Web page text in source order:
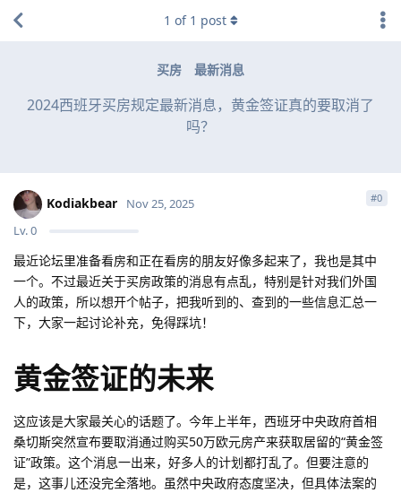
买房 最新消息
2024西班牙买房规定最新消息，黄金签证真的要取消了
吗？
1 of 1 post
Kodiakbear
Lv.0
Nov 25, 2025 #0
最近论坛里准备看房和正在看房的朋友好像多起来了，我也是其中
一个。不过最近关于买房政策的消息有点乱，特别是针对我们外国
人的政策，所以想开个帖子，把我听到的、查到的一些信息汇总一
下，大家一起讨论补充，免得踩坑！
黄金签证的未来
这应该是大家最关心的话题了。今年上半年，西班牙中央政府首相
桑切斯突然宣布要取消通过购买50万欧元房产来获取居留的“黄金签
证”政策。这个消息一出来，好多人的计划都打乱了。但要注意的
是，这事儿还没完全落地。虽然中央政府态度坚决，但具体法案的